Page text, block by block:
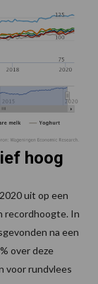
hoog
uit op een
recordhoogte. In
na een
over deze
voor rundvlees